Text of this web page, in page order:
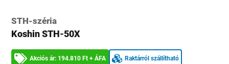
STH-széria
Koshin STH-50X
Akciós ár: 194.810 Ft + ÁFA Raktárról szállítható